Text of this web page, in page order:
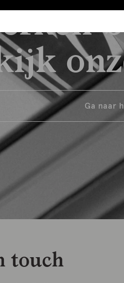
Ga naar
touch